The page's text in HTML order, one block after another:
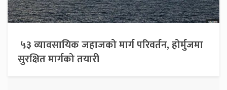
५३ व्यावसायिक जहाजको मार्ग परिवर्तन, होर्मुजमा
सुरक्षित मार्गको तयारी